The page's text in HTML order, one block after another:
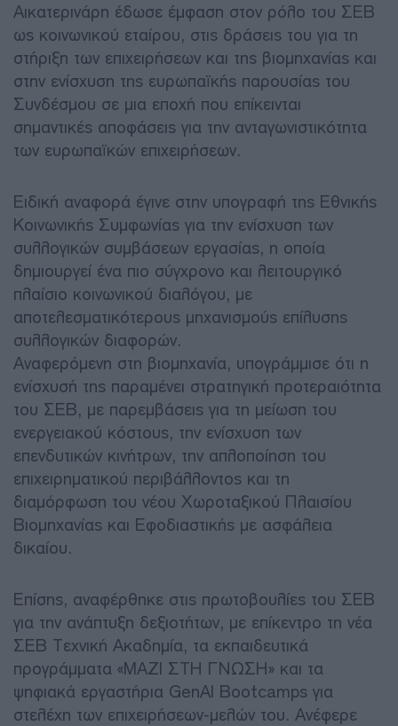
Αικατερινάρη έδωσε έμφαση στον ρόλο του ΣΕΒ
ως κοινωνικού εταίρου, στις δράσεις του για τη
στήριξη των επιχειρήσεων και της βιομηχανίας και
στην ενίσχυση της ευρωπαϊκής παρουσίας του
Συνδέσμου σε μια εποχή που επίκεινται
σημαντικές αποφάσεις για την ανταγωνιστικότητα
των ευρωπαϊκών επιχειρήσεων.
Ειδική αναφορά έγινε στην υπογραφή της Εθνικής
Κοινωνικής Συμφωνίας για την ενίσχυση των
συλλογικών συμβάσεων εργασίας, η οποία
δημιουργεί ένα πιο σύγχρονο και λειτουργικό
πλαίσιο κοινωνικού διαλόγου, με
αποτελεσματικότερους μηχανισμούς επίλυσης
συλλογικών διαφορών.
Αναφερόμενη στη βιομηχανία, υπογράμμισε ότι η
ενίσχυσή της παραμένει στρατηγική προτεραιότητα
του ΣΕΒ, με παρεμβάσεις για τη μείωση του
ενεργειακού κόστους, την ενίσχυση των
επενδυτικών κινήτρων, την απλοποίηση του
επιχειρηματικού περιβάλλοντος και τη
διαμόρφωση του νέου Χωροταξικού Πλαισίου
Βιομηχανίας και Εφοδιαστικής με ασφάλεια
δικαίου.
Επίσης, αναφέρθηκε στις πρωτοβουλίες του ΣΕΒ
για την ανάπτυξη δεξιοτήτων, με επίκεντρο τη νέα
ΣΕΒ Τεχνική Ακαδημία, τα εκπαιδευτικά
προγράμματα «ΜΑΖΙ ΣΤΗ ΓΝΩΣΗ» και τα
ψηφιακά εργαστήρια GenAI Bootcamps για
στελέχη των επιχειρήσεων-μελών του. Ανέφερε